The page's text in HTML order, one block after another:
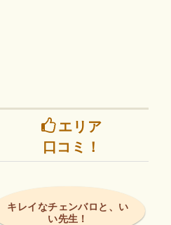
エリア
口コミ！
キレイなチェンバロと、い
い先生！